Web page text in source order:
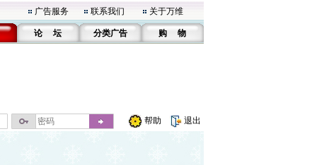
广告服务 联系我们 关于万维
论 坛 分类广告 购 物
帮助 退出